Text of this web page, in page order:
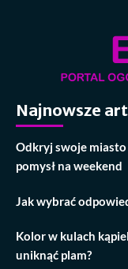
Najnowsze
Odkryj swoje
pomysł na weekend
Jak wybrać
Kolor w kulach
uniknąć plam?